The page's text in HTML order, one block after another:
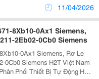
11/04/2026
8Xb10-0Ax1 Siemens,
2Eb02-0Cb0 Siemens
0Ax1 Siemens, Rơ Le
H2T Việt Nam
Phối Thiết Bị Tự Động Hóa